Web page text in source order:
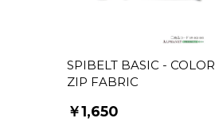
SPIBELT BASIC - COLOR
ZIP FABRIC
￥1,650